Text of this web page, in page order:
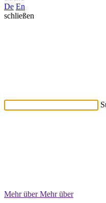
De En
schließen
Mehr überMehr über